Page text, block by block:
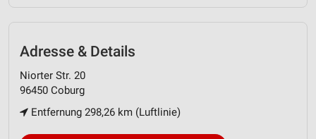
Adresse & Details
Niorter Str. 20
96450 Coburg
Entfernung 298,26 km (Luftlinie)